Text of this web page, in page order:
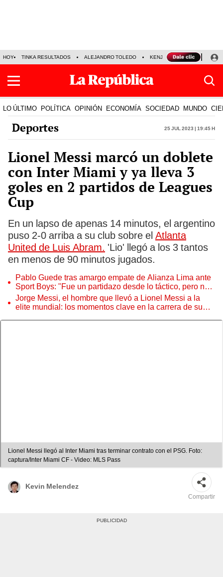
HOY TINKA RESULTADOS ALEJANDRO TOLEDO KENJI FUJIMORI
LO ÚLTIMO POLÍTICA OPINIÓN ECONOMÍA SOCIEDAD MUNDO
Deportes 25 Jul 2023 | 19:45 h
Lionel Messi marcó un doblete
con Inter Miami y ya lleva 3
goles en 2 partidos de Leagues
Cup
En un lapso de apenas 14 minutos, el argentino
puso 2-0 arriba a su club sobre el Atlanta
United de Luis Abram. 'Lio' llegó a los 3 tantos
en menos de 90 minutos jugados.
Pablo Guede tras amargo empate de Alianza Lima ante
Sport Boys: "Fue un partidazo desde lo táctico, pero no
jugamos bien"
Jorge Messi, el hombre que llevó a Lionel Messi a la
elite mundial: los momentos clave en la carrera de su
Lionel Messi llegó al Inter Miami tras terminar contrato con el PSG. Foto:
captura/Inter Miami CF - Video: MLS Pass
Kevin Melendez
Compartir